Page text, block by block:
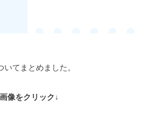
てまとめました。
像をクリック↓